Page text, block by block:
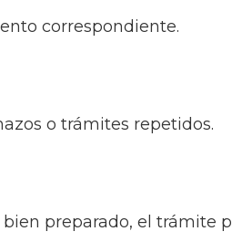
correspondiente.
o trámites repetidos.
preparado, el trámite